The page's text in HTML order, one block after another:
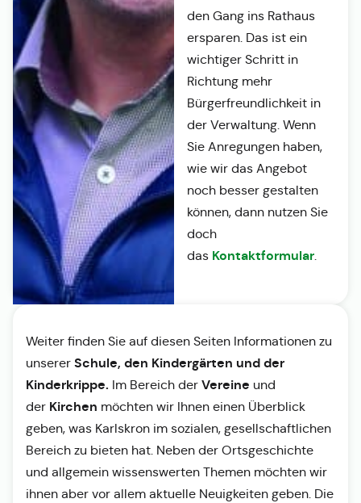
den Gang ins Rathaus
ersparen. Das ist ein
wichtiger Schritt in
Richtung mehr
Bürgerfreundlichkeit in
der Verwaltung. Wenn
Sie Anregungen haben,
wie wir das Angebot
noch besser gestalten
können, dann nutzen Sie
doch
das Kontaktformular.
Weiter finden Sie auf diesen Seiten Informationen zu
unserer Schule, den Kindergärten und der
Kinderkrippe. Im Bereich der Vereine und
der Kirchen möchten wir Ihnen einen Überblick
geben, was Karlskron im sozialen, gesellschaftlichen
Bereich zu bieten hat. Neben der Ortsgeschichte
und allgemein wissenswerten Themen möchten wir
ihnen aber vor allem aktuelle Neuigkeiten geben. Die